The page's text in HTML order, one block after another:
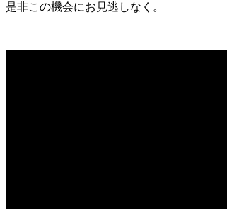
是非この機会にお見逃しなく。